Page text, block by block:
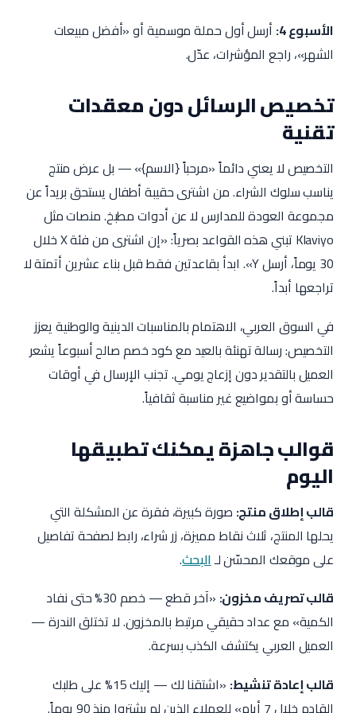
الأسبوع 4: أرسل أول حملة موسمية أو «أفضل مبيعات
الشهر»، راجع المؤشرات، عدّل.
تخصيص الرسائل دون معقدات
تقنية
التخصيص لا يعني دائماً «مرحباً {الاسم}» — بل عرض منتج
يناسب سلوك الشراء. من اشترى حقيبة أطفال يستحق بريداً عن
مجموعة العودة للمدارس لا عن أدوات مطبخ. منصات مثل
Klaviyo تبني هذه القواعد بصرياً: «إن اشترى من فئة X خلال
30 يوماً، أرسل Y». ابدأ بقاعدتين فقط قبل بناء عشرين أتمتة لا
تراجعها أبداً.
في السوق العربي، الاهتمام بالمناسبات الدينية والوطنية يعزز
التخصيص: رسالة تهنئة بالعيد مع كود خصم صالح أسبوعاً يشعر
العميل بالتقدير دون إزعاج يومي. تجنب الإرسال في أوقات
حساسة أو بمواضيع غير مناسبة ثقافياً.
قوالب جاهزة يمكنك تطبيقها
اليوم
قالب إطلاق منتج: صورة كبيرة، فقرة عن المشكلة التي
يحلها المنتج، ثلاث نقاط مميزة، زر شراء، رابط لصفحة تفاصيل
على موقعك المحسّن لـالبحث.
قالب تصريف مخزون:
«آخر قطع — خصم 30% حتى نفاد
الكمية» مع عداد حقيقي مرتبط بالمخزون. لا تختلق الندرة —
العميل العربي يكتشف الكذب بسرعة.
قالب إعادة تنشيط:
«اشتقنا لك — إليك 15% على طلبك
القادم خلال 7 أيام» للعملاء الذين لم يشتروا منذ 90 يوماً.